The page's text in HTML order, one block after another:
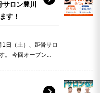
ロン豊川
す！
1日（土）、距骨サロ
。 今回オープン...